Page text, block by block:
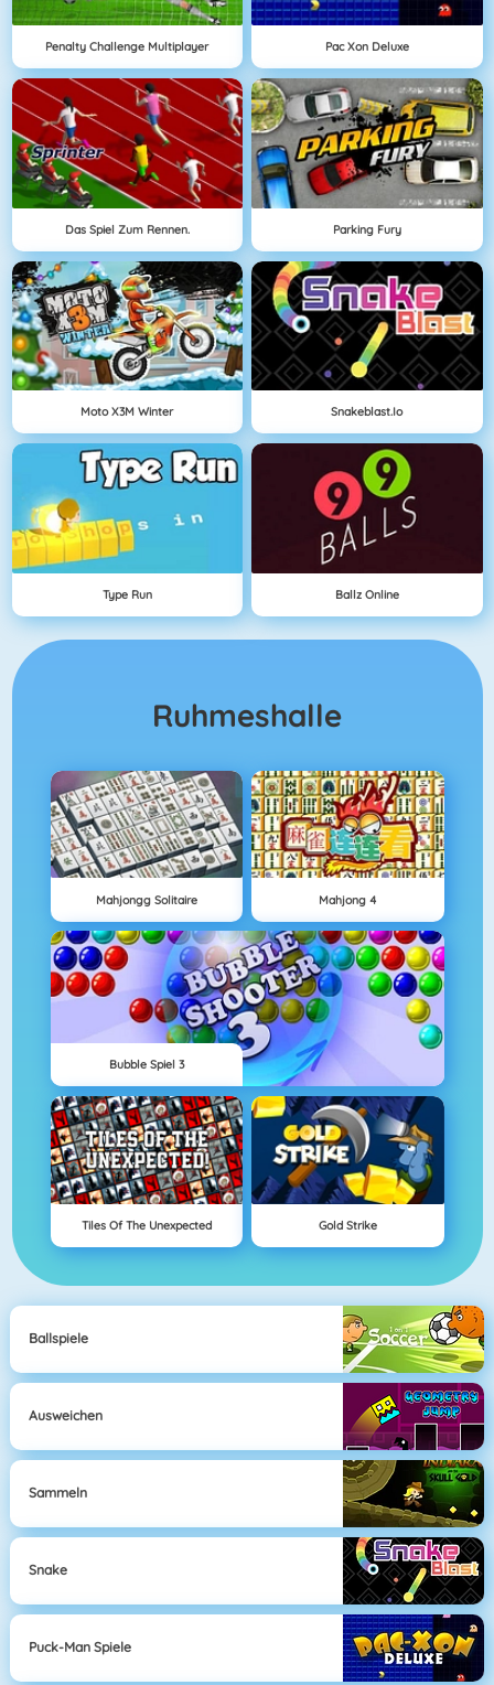
Penalty Challenge Multiplayer Pac Xon Deluxe
Das Spiel Zum Rennen. Parking Fury
Moto X3M Winter Snakeblast.io
Type Run Ballz Online
Ruhmeshalle
Mahjongg Solitaire Mahjong 4
Bubble Spiel 3
Tiles Of The Unexpected Gold Strike
Ballspiele
Ausweichen
Sammeln
Snake
Puck-Man Spiele